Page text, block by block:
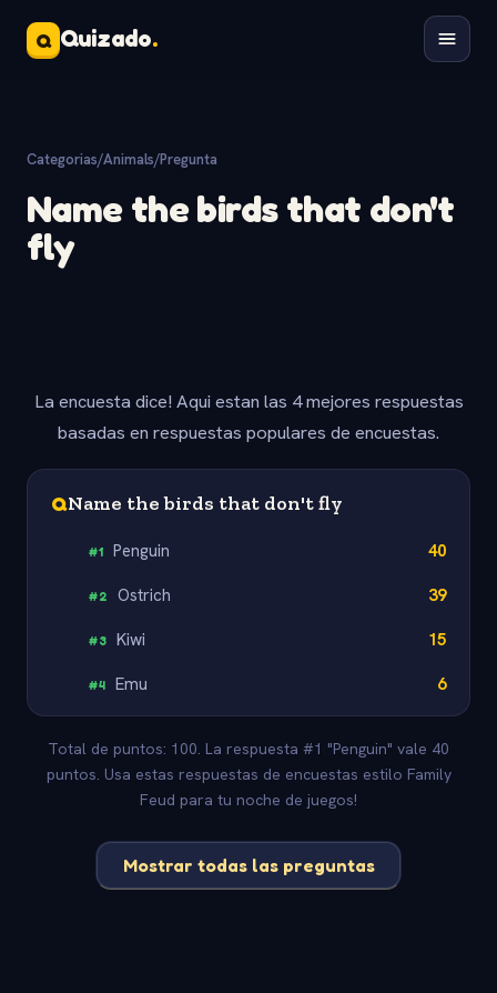
Q Quizado.
Categorias/Animals/Pregunta
Name the birds that don't
fly
La encuesta dice! Aqui estan las 4 mejores respuestas
basadas en respuestas populares de encuestas.
QName the birds that don't fly
#1 Penguin 40
#2 Ostrich 39
#3 Kiwi 15
#4 Emu 6
Total de puntos: 100. La respuesta #1 "Penguin" vale 40
puntos. Usa estas respuestas de encuestas estilo Family
Feud para tu noche de juegos!
Mostrar todas las preguntas